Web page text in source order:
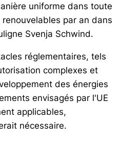
uniforme dans toute
par an dans
Svenja Schwind.
réglementaires, tels
complexes et
des énergies
envisagés par l'UE
applicables,
nécessaire.